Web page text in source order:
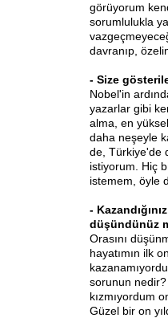
görüyorum
sorumlulukla
davranıp,
- Size
Nobel'in
yazarlar gibi
alma, en
daha neşeyle
de, Türkiye'de
istiyorum. Hiç
istemem, öyle
-
düşündünüz
Orasını
hayatımın ilk
sorunun nedir?
kızmıyordum
Güzel bir on